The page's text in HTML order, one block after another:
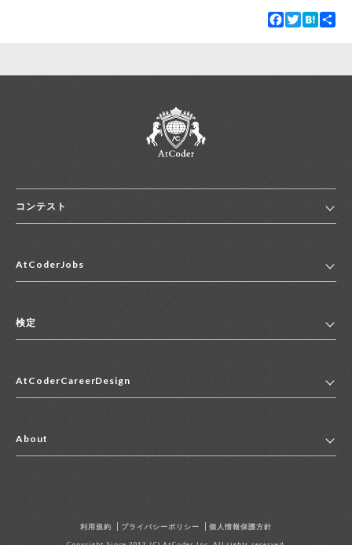
Facebook
TwitterHatena
コンテスト
コンテスト一覧
便利リンク集
AtCoderJobs
2027年新卒採用求人一覧
中途採用求人一覧
アルバイト求人一覧
その他求人一覧
検定
マイページ
AtCoderCareerDesign
About
利用規約 プライバシーポリシー 個人情報保護方針